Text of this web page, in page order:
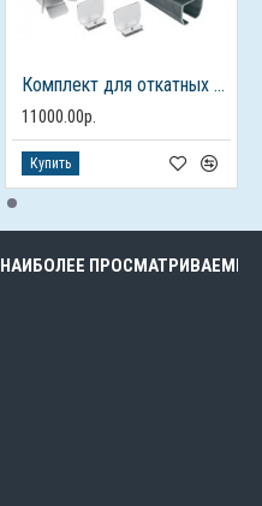
Комплект для откатных ворот FURNITEH XL до 400 кг, балка 6м.
11000.00р.
Купить
НАИБОЛЕЕ ПРОСМАТРИВАЕМЫЕ